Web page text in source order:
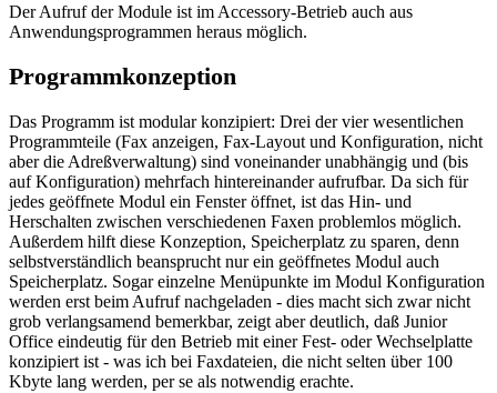
Der Aufruf der Module ist im Accessory-Betrieb auch aus
Anwendungsprogrammen heraus möglich.
Programmkonzeption
Das Programm ist modular konzipiert: Drei der vier wesentlichen
Programmteile (Fax anzeigen, Fax-Layout und Konfiguration, nicht
aber die Adreßverwaltung) sind voneinander unabhängig und (bis
auf Konfiguration) mehrfach hintereinander aufrufbar. Da sich für
jedes geöffnete Modul ein Fenster öffnet, ist das Hin- und
Herschalten zwischen verschiedenen Faxen problemlos möglich.
Außerdem hilft diese Konzeption, Speicherplatz zu sparen, denn
selbstverständlich beansprucht nur ein geöffnetes Modul auch
Speicherplatz. Sogar einzelne Menüpunkte im Modul Konfiguration
werden erst beim Aufruf nachgeladen - dies macht sich zwar nicht
grob verlangsamend bemerkbar, zeigt aber deutlich, daß Junior
Office eindeutig für den Betrieb mit einer Fest- oder Wechselplatte
konzipiert ist - was ich bei Faxdateien, die nicht selten über 100
Kbyte lang werden, per se als notwendig erachte.